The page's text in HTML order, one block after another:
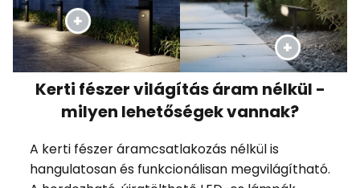
Kerti fészer világítás áram nélkül -
milyen lehetőségek vannak?
A kerti fészer áramcsatlakozás nélkül is
hangulatosan és funkcionálisan megvilágítható.